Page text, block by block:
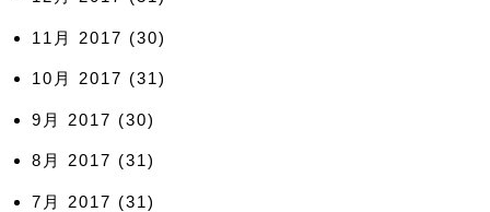
11月 2017 (30)
10月 2017 (31)
9月 2017 (30)
8月 2017 (31)
7月 2017 (31)